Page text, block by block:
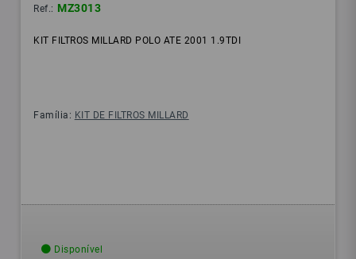
Ref.: MZ3013
KIT FILTROS MILLARD POLO ATE 2001 1.9TDI
Família: KIT DE FILTROS MILLARD
Disponível